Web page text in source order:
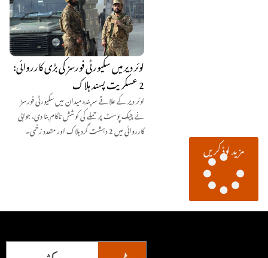
لوئر دیر میں سکیورٹی فورسز کی بڑی کارروائی:
2 عسکریت پسند ہلاک
لوئر دیر کے علاقے سربندہ میدان میں سکیورٹی فورسز
نے چیک پوسٹ پر حملے کی کوشش ناکام بنا دی، جوابی
کارروائی میں 2 دہشت گرد ہلاک اور متعدد زخمی۔
مزید لوڈ کریں